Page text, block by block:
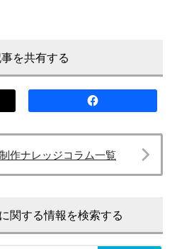
を共有する
作ナレッジコラム一覧
関する情報を検索する